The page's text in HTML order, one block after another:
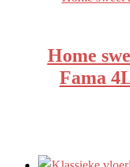
Home
Fama